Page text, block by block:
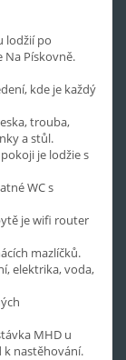
lodžií po
Pískovně.
kde je každý
trouba,
a stůl.
je lodžie s
WC s
je wifi router
mazlíčků.
elektrika, voda,
MHD u
k nastěhování.